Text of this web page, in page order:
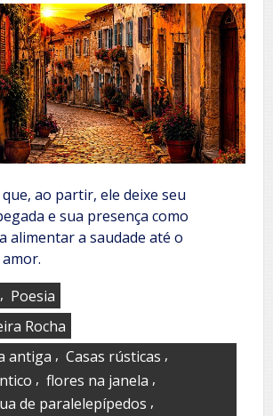
ao partir, ele deixe seu
e sua presença como
alimentar a saudade até o
, Poesia
Rocha
antiga , Casas rústicas ,
, flores na janela ,
de paralelepípedos ,